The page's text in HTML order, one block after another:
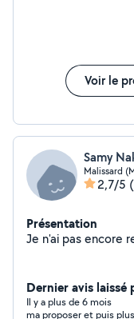
Voir le
Samy
Malissard
2,7/5
Présentation
Dernier avis laissé
Il y a plus de 6 mois
ma proposer et puis